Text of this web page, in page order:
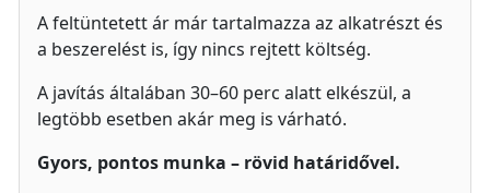
A feltüntetett ár már tartalmazza az alkatrészt és
a beszerelést is, így nincs rejtett költség.
A javítás általában 30–60 perc alatt elkészül, a
legtöbb esetben akár meg is várható.
Gyors, pontos munka – rövid határidővel.